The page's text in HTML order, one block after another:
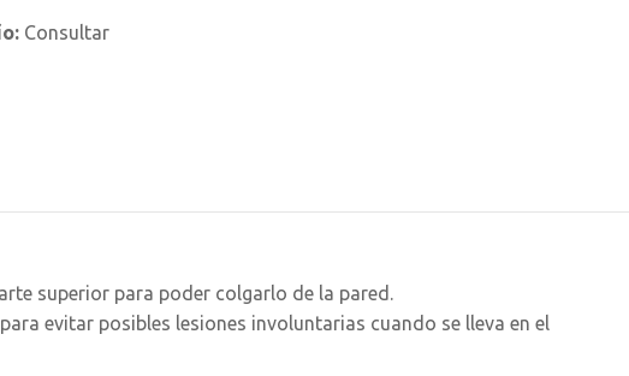
Consultar
superior para poder colgarlo de la pared.
evitar posibles lesiones involuntarias cuando se lleva en el